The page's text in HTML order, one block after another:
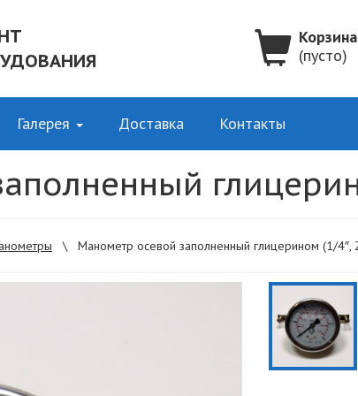
Корзина
(пусто)
Галерея Доставка Контакты
\ Манометр осевой заполненный глицерином (1/4″,